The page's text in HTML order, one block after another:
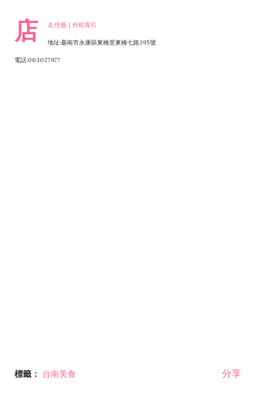
店 名:悟飯 | 炸蝦壽司
地址:臺南市永康區東橋里東橋七路395號
電話:063027977
標籤： 台南美食 分享